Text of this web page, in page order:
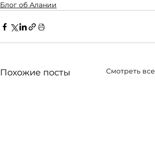
Блог об Алании
Похожие посты Смотреть все